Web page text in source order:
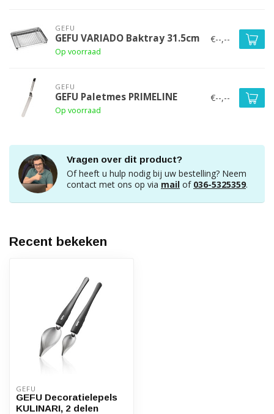
GEFU
GEFU VARIADO Baktray 31.5cm
Op voorraad
€--,--
GEFU
GEFU Paletmes PRIMELINE
Op voorraad
€--,--
Vragen over dit product?
Of heeft u hulp nodig bij uw bestelling? Neem
contact met ons op via mail of 036-5325359.
Recent bekeken
GEFU
GEFU Decoratielepels
KULINARI, 2 delen